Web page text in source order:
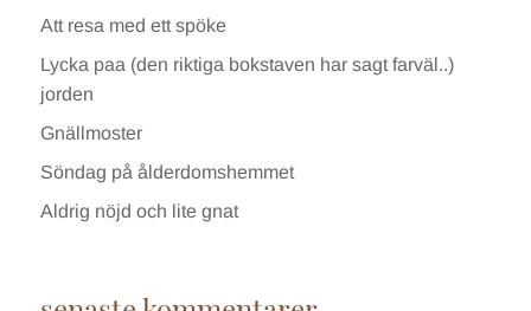
Att resa med ett spöke
Lycka paa (den riktiga bokstaven har sagt farväl..)
jorden
Gnällmoster
Söndag på ålderdomshemmet
Aldrig nöjd och lite gnat